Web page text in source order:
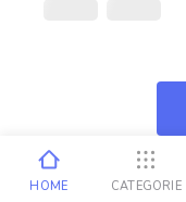
HOME CATEGORIE